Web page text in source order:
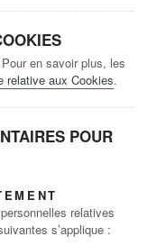
en savoir plus, les
relative aux Cookies.
POUR
relatives
s’applique :